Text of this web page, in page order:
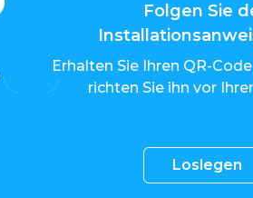
Folgen Sie
Erhalten Sie Ihren QR-
richten Sie ihn vor
Loslegen